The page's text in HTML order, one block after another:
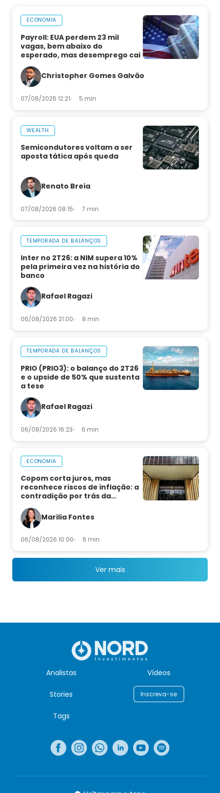
ECONOMIA
Payroll: EUA perdem 23 mil
vagas, bem abaixo do
esperado, mas desemprego cai
Christopher Gomes Galvão
07/08/2026 12:21 5 min
WEALTH
Semicondutores voltam a ser
aposta tática após queda
Renato Breia
07/08/2026 08:15 7 min
TEMPORADA DE BALANÇOS
Inter no 2T26: a NIM supera 10%
pela primeira vez na história do
banco
Rafael Ragazi
06/08/2026 21:00 8 min
TEMPORADA DE BALANÇOS
PRIO (PRIO3): o balanço do 2T26
e o upside de 50% que sustenta
a tese
Rafael Ragazi
06/08/2026 16:23 6 min
ECONOMIA
Copom corta juros, mas
reconhece riscos de inflação: a
contradição por trás da
Marilia Fontes
06/08/2026 10:00 6 min
Ver mais
Analistas Vídeos
Stories Inscreva-se
Tags